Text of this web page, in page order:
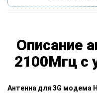
Описание
2100Мгц с
Антенна для 3G модема